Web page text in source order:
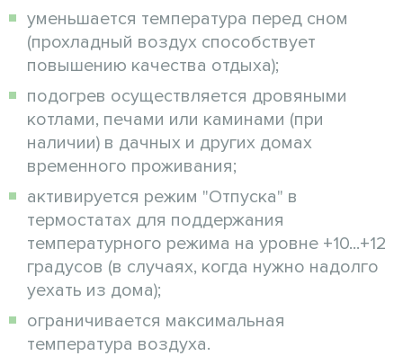
уменьшается температура перед сном
(прохладный воздух способствует
повышению качества отдыха);
подогрев осуществляется дровяными
котлами, печами или каминами (при
наличии) в дачных и других домах
временного проживания;
активируется режим "Отпуска" в
термостатах для поддержания
температурного режима на уровне +10...+12
градусов (в случаях, когда нужно надолго
уехать из дома);
ограничивается максимальная
температура воздуха.